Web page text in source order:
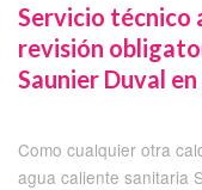
Servicio técnico
revisión
Saunier Duval
Como cualquier otra
agua caliente sanitaria